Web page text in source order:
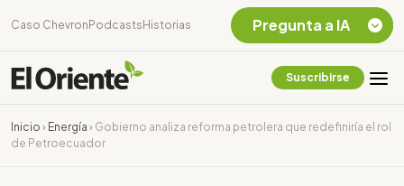
Caso Chevron Podcasts Historias
Suscribirse
Inicio › Energía › Gobierno analiza reforma petrolera que redefiniría el rol
de Petroecuador
Pregunta a IA
Chevron Ecuador